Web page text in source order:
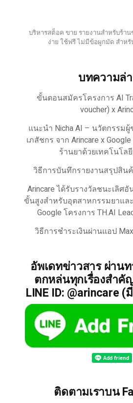
บริหารสต็อค ขาย รายงานสำหรับร้า
ง่าย ใช้ฟรี ไม่มีข้อผูกมัด สำห
บทความล่
ขั้นตอนสมัครโครงการ AI
voucher) x
แนะนำ Nicha AI – นวัตกรรม
เภสัชกร จาก Arincare x
ร้านยาด้วยเทคโนโล
วิธีการบันทึกรายงานสรุปสิน
Arincare ได้รับรางวัลชนะเลิศ
ขั้นสูงสำหรับอุตสาหกรรมยาแล
Google โครงการ TH.AI
วิธีการชำระเงินผ่านแอป
อัพเดทข่าวสาร ผ่านท
ตกหล่นทุกเรื่องสำคั
LINE ID: @arincare
ติดตามเราบน